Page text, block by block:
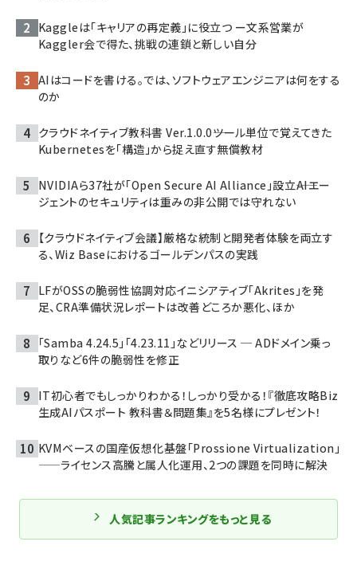
Kaggleは「キャリアの再定義」に役立つ ー文系営業が
Kaggler会で得た、挑戦の連鎖と新しい自分
AIはコードを書ける。では、ソフトウェアエンジニアは何をする
のか
クラウドネイティブ教科書 Ver.1.0.0――ツール単位で覚えてきた
Kubernetesを「構造」から捉え直す無償教材
NVIDIAら37社が「Open Secure AI Alliance」設立――AIエー
ジェントのセキュリティは重みの非公開では守れない
【クラウドネイティブ会議】厳格な統制と開発者体験を両立す
る、Wiz Baseにおけるゴールデンパスの実践
LFがOSSの脆弱性協調対応イニシアティブ「Akrites」を発
足、CRA準備状況レポートは改善どころか悪化、ほか
「Samba 4.24.5」「4.23.11」などリリース ─ ADドメイン乗っ
取りなど6件の脆弱性を修正
IT初心者でもしっかりわかる！しっかり受かる！『徹底攻略Biz
生成AIパスポート 教科書＆問題集』を5名様にプレゼント！
KVMベースの国産仮想化基盤「Prossione Virtualization」
——ライセンス高騰と属人化運用、2つの課題を同時に解決
人気記事ランキングをもっと見る